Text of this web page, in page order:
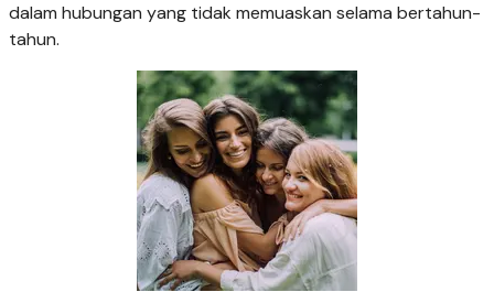
dalam hubungan yang tidak memuaskan selama bertahun-
tahun.